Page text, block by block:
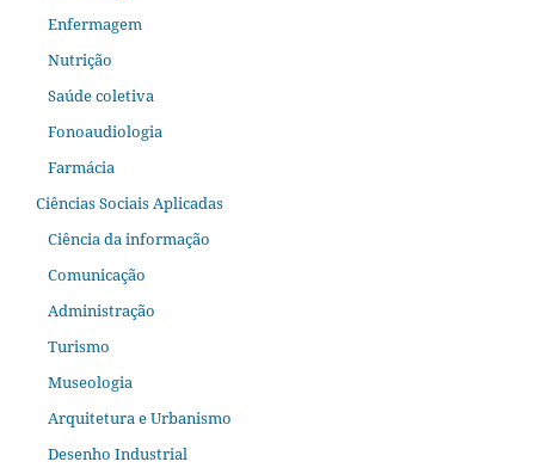
Enfermagem
Nutrição
Saúde coletiva
Fonoaudiologia
Farmácia
Ciências Sociais Aplicadas
Ciência da informação
Comunicação
Administração
Turismo
Museologia
Arquitetura e Urbanismo
Desenho Industrial